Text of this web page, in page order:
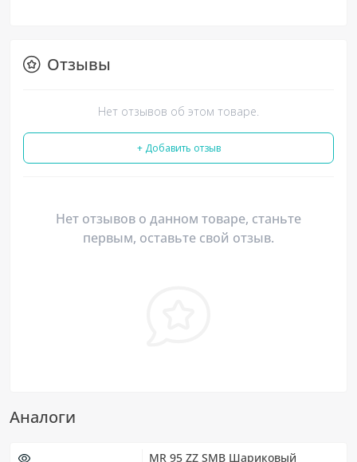
Отзывы
Нет отзывов об этом товаре.
+ Добавить отзыв
Нет отзывов о данном товаре, станьте
первым, оставьте свой отзыв.
Аналоги
MR 95 ZZ SMB Шариковый